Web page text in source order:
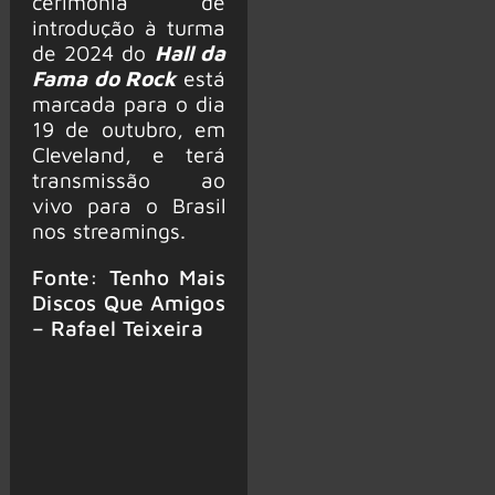
introdução à turma
de 2024 do Hall da
Fama do Rockestá
marcada para o dia
19 de outubro, em
Cleveland, e terá
transmissão ao
vivo para o Brasil
nos streamings.
Fonte: Tenho Mais
Discos Que Amigos
– Rafael Teixeira